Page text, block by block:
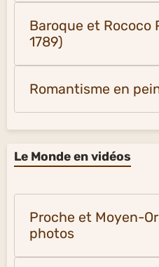
Baroque et Rococo
1789)
Romantisme en
Le Monde en vidéos
Proche et Moyen-
photos